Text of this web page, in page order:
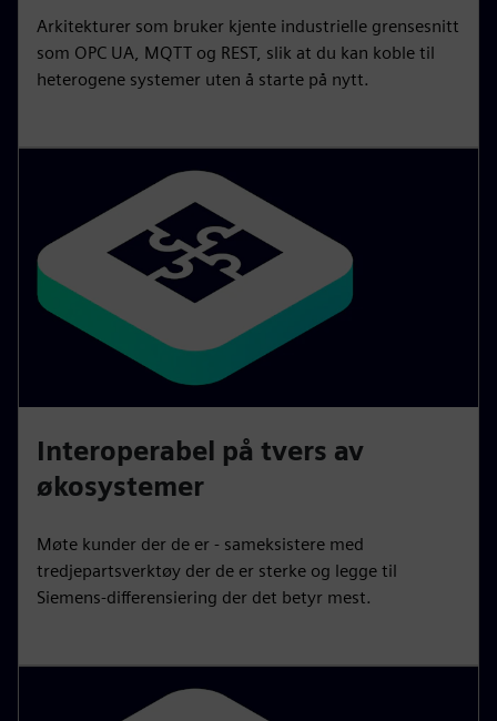
Arkitekturer som bruker kjente industrielle grensesnitt
som OPC UA, MQTT og REST, slik at du kan koble til
heterogene systemer uten å starte på nytt.
Interoperabel på tvers av
økosystemer
Møte kunder der de er - sameksistere med
tredjepartsverktøy der de er sterke og legge til
Siemens-differensiering der det betyr mest.